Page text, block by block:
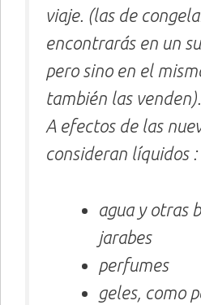
viaje. (las de
encontrarás en un
pero sino en el
también las venden).
A efectos de las
consideran líquidos :
agua y otras
jarabes
perfumes
geles, como